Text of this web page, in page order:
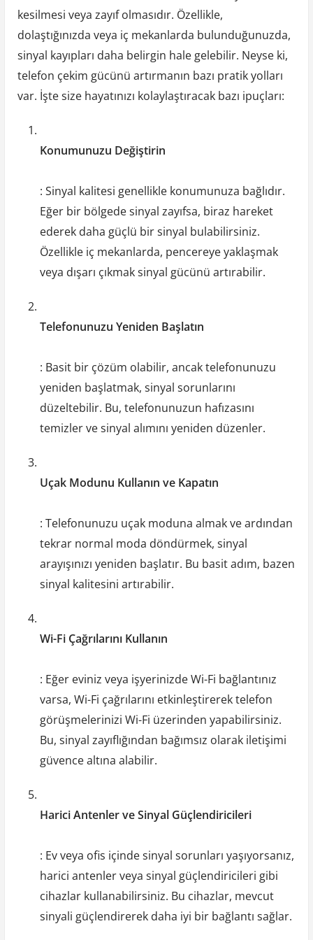
kesilmesi veya zayıf olmasıdır. Özellikle,
dolaştığınızda veya iç mekanlarda bulunduğunuzda,
sinyal kayıpları daha belirgin hale gelebilir. Neyse ki,
telefon çekim gücünü artırmanın bazı pratik yolları
var. İşte size hayatınızı kolaylaştıracak bazı ipuçları:
Konumunuzu Değiştirin
: Sinyal kalitesi genellikle konumunuza bağlıdır.
Eğer bir bölgede sinyal zayıfsa, biraz hareket
ederek daha güçlü bir sinyal bulabilirsiniz.
Özellikle iç mekanlarda, pencereye yaklaşmak
veya dışarı çıkmak sinyal gücünü artırabilir.
Telefonunuzu Yeniden Başlatın
: Basit bir çözüm olabilir, ancak telefonunuzu
yeniden başlatmak, sinyal sorunlarını
düzeltebilir. Bu, telefonunuzun hafızasını
temizler ve sinyal alımını yeniden düzenler.
Uçak Modunu Kullanın ve Kapatın
: Telefonunuzu uçak moduna almak ve ardından
tekrar normal moda döndürmek, sinyal
arayışınızı yeniden başlatır. Bu basit adım, bazen
sinyal kalitesini artırabilir.
Wi-Fi Çağrılarını Kullanın
: Eğer eviniz veya işyerinizde Wi-Fi bağlantınız
varsa, Wi-Fi çağrılarını etkinleştirerek telefon
görüşmelerinizi Wi-Fi üzerinden yapabilirsiniz.
Bu, sinyal zayıflığından bağımsız olarak iletişimi
güvence altına alabilir.
Harici Antenler ve Sinyal Güçlendiricileri
: Ev veya ofis içinde sinyal sorunları yaşıyorsanız,
harici antenler veya sinyal güçlendiricileri gibi
cihazlar kullanabilirsiniz. Bu cihazlar, mevcut
sinyali güçlendirerek daha iyi bir bağlantı sağlar.